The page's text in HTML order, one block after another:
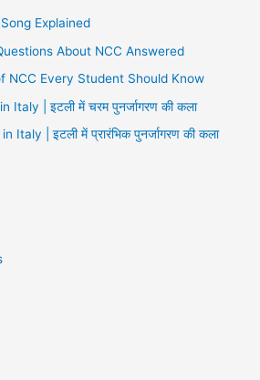
Explained
About NCC Answered
NCC Every Student Should Know
Italy | इटली में चरम पुनर्जागरण की कला
| इटली में प्रारंभिक पुनर्जागरण की कला